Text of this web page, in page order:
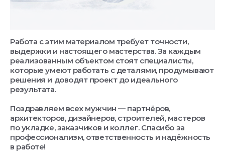
Работа с этим материалом требует точности,
выдержки и настоящего мастерства. За каждым
реализованным объектом стоят специалисты,
которые умеют работать с деталями, продумывают
решения и доводят проект до идеального
результата.
Поздравляем всех мужчин — партнёров,
архитекторов, дизайнеров, строителей, мастеров
по укладке, заказчиков и коллег. Спасибо за
профессионализм, ответственность и надёжность
в работе!